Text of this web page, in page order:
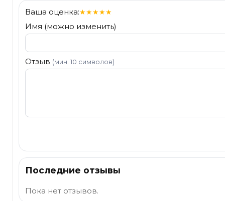
Ваша оценка:★★★★★
Имя (можно изменить)
Отзыв (мин. 10 символов)
Последние отзывы
Пока нет отзывов.